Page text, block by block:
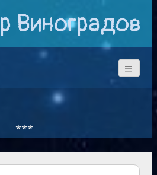
Виноградов
***